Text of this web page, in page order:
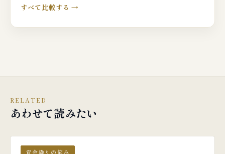
すべて比較する →
RELATED
あわせて読みたい
資金繰りの悩み